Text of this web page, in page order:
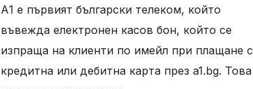
А1 е първият български телеком, който
въвежда електронен касов бон, който се
изпраща на клиенти по имейл при плащане с
кредитна или дебитна карта през a1.bg. Това